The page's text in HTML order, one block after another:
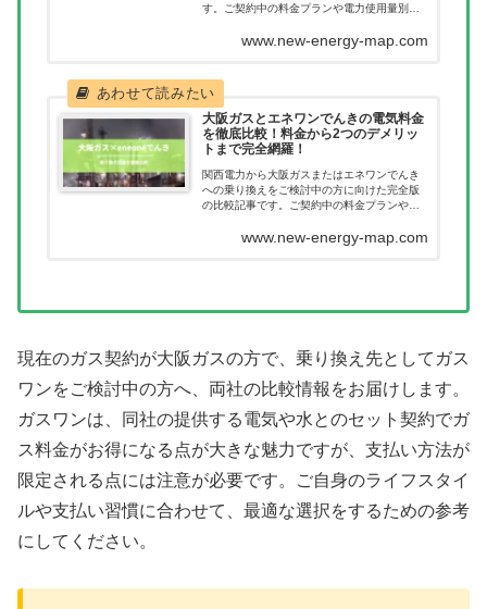
す。ご契約中の料金プランや電力使用量別に
だけます。新電力へ乗り換えたあとに料金が
さい。
www.new-energy-map.com
大阪ガスとエネワンでんきの電気料金
を徹底比較！料金から2つのデメリッ
トまで完全網羅！
関西電力から大阪ガスまたはエネワンでんき
への乗り換えをご検討中の方に向けた完全版
の比較記事です。ご契約中の料金プランや電
目で確認いただけます。新電力へ乗り換えた
www.new-energy-map.com
現在のガス契約が大阪ガスの方で、乗り換え先としてガス
ワンをご検討中の方へ、両社の比較情報をお届けします。
ガスワンは、同社の提供する電気や水とのセット契約でガ
ス料金がお得になる点が大きな魅力ですが、支払い方法が
限定される点には注意が必要です。ご自身のライフスタイ
ルや支払い習慣に合わせて、最適な選択をするための参考
にしてください。